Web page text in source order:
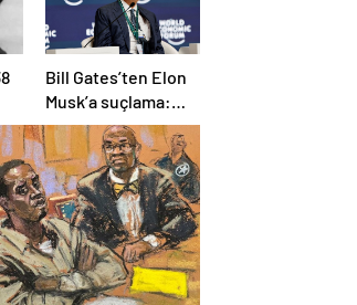
Bill Gates’ten Elon
Musk’a suçlama:
“Fakir çocukları
öldürdü”